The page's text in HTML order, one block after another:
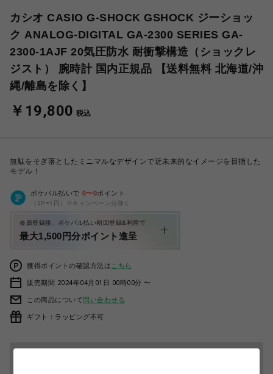
カシオ CASIO G-SHOCK GSHOCK ジーショッ
ク ANALOG-DIGITAL GA-2300 SERIES GA-
2300-1AJF 20気圧防水 耐衝撃構造（ショックレ
ジスト） 腕時計 国内正規品 【送料無料 北海道/沖
縄/離島を除く】
￥19,800 税込
無駄をそぎ落としたミニマルなデザインで近未来的なイメージを目指した
モデル！
ポケパル払いで 0〜0ポイント
（1P=1円）※キャンペーン分除く
会員登録後、ポケパル払い初回登録&利用で
最大1,500円分ポイント進呈
獲得ポイントの確認方法は こちら
販売期間 2024年04月01日 00時00分 〜
この商品について問い合わせる
ギフト：ラッピング不可